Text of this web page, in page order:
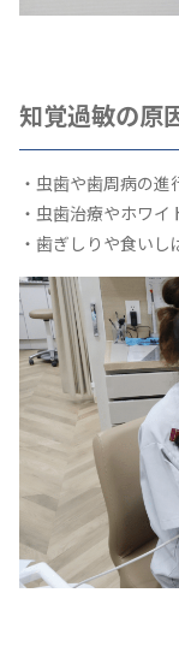
知覚過敏の原
・虫歯や歯周病の進
・虫歯治療やホワ
・歯ぎしりや食い